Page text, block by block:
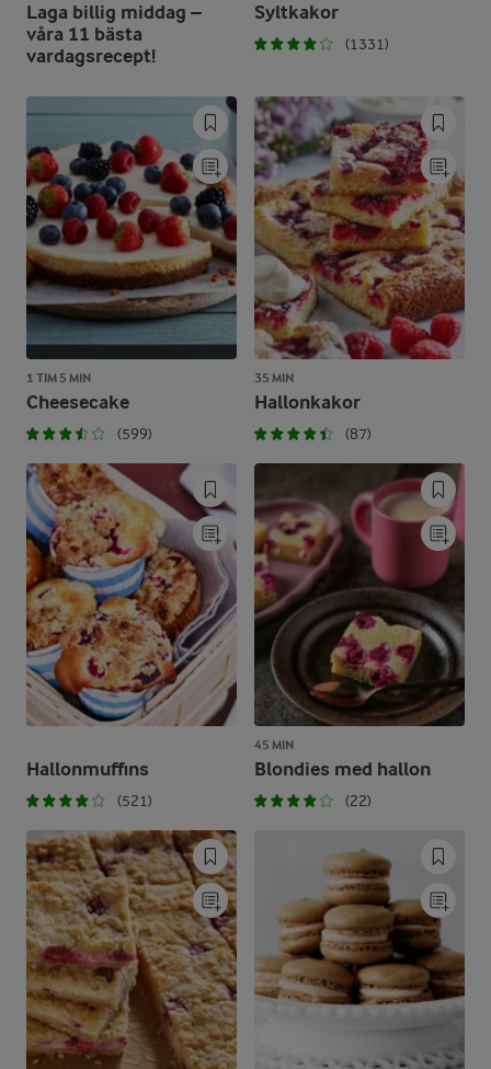
Laga billig middag –
våra 11 bästa
vardagsrecept!
Syltkakor
(1331)
1 TIM 5 MIN
Cheesecake
(599)
35 MIN
Hallonkakor
(87)
Hallonmuffins
(521)
45 MIN
Blondies med hallon
(22)